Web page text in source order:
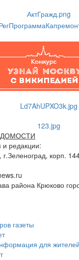
и редакции:
корп.
района Крюково
газеты
для жителей